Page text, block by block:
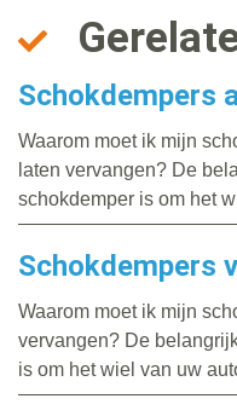
Schokdempers
Waarom moet ik mijn
laten vervangen? De
schokdemper is om het
Schokdempers
Waarom moet ik mijn
vervangen? De
is om het wiel van uw